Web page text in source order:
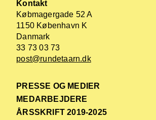
Kontakt
Købmagergade 52 A
1150 København K
Danmark
33 73 03 73
post@rundetaarn.dk
PRESSE OG MEDIER
MEDARBEJDERE
ÅRSSKRIFT 2019-2025